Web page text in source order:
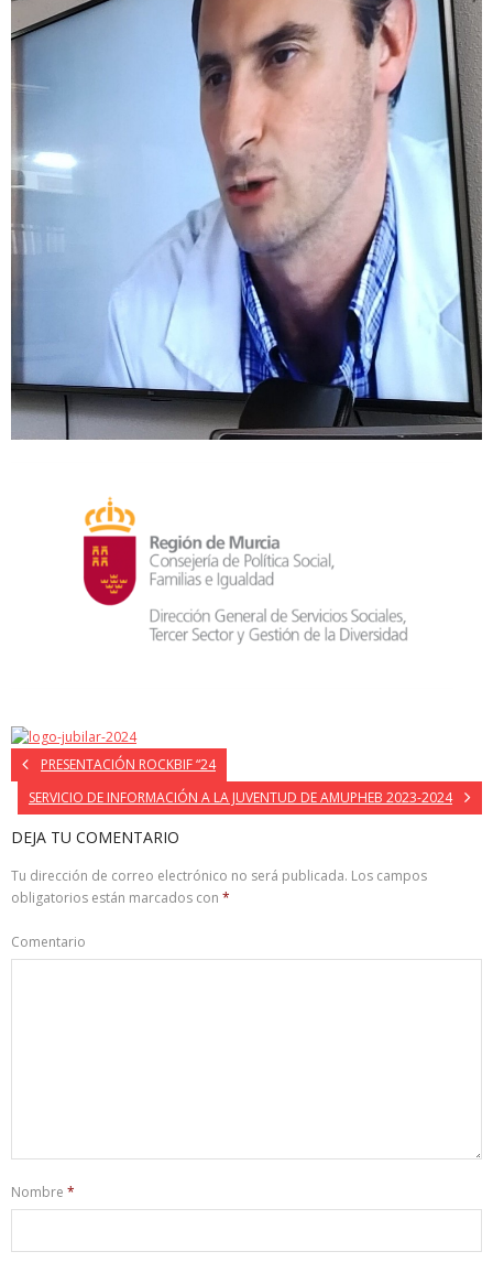
PRESENTACIÓN ROCKBIF “24
SERVICIO DE INFORMACIÓN A LA JUVENTUD DE AMUPHEB 2023-2024
DEJA TU COMENTARIO
Tu dirección de correo electrónico no será publicada. Los campos
obligatorios están marcados con *
Comentario
Nombre *